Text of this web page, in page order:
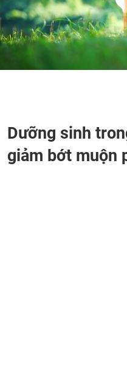
Dưỡng sinh
giảm bớt muộn